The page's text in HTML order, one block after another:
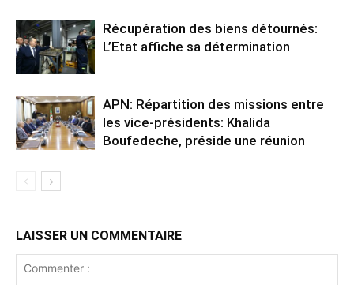
Récupération des biens détournés:
L’Etat affiche sa détermination
APN: Répartition des missions entre
les vice-présidents: Khalida
Boufedeche, préside une réunion
LAISSER UN COMMENTAIRE